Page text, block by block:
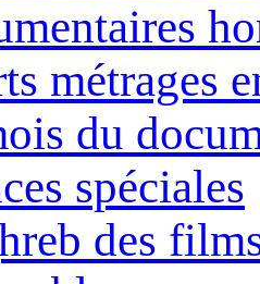
métrages
du
spéciales
des